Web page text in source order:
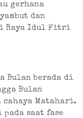
gerhana
dan
Raya Idul Fitri
Bulan berada di
Bulan
cahaya Matahari.
saat fase